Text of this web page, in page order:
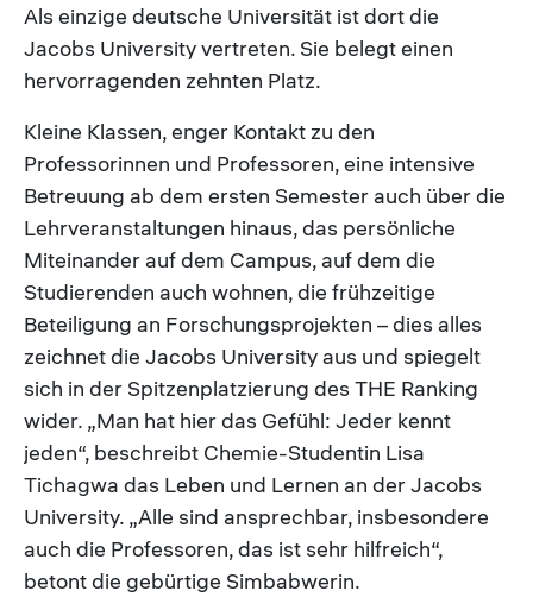
Als einzige deutsche Universität ist dort die
Jacobs University vertreten. Sie belegt einen
hervorragenden zehnten Platz.
Kleine Klassen, enger Kontakt zu den
Professorinnen und Professoren, eine intensive
Betreuung ab dem ersten Semester auch über die
Lehrveranstaltungen hinaus, das persönliche
Miteinander auf dem Campus, auf dem die
Studierenden auch wohnen, die frühzeitige
Beteiligung an Forschungsprojekten – dies alles
zeichnet die Jacobs University aus und spiegelt
sich in der Spitzenplatzierung des THE Ranking
wider. „Man hat hier das Gefühl: Jeder kennt
jeden“, beschreibt Chemie-Studentin Lisa
Tichagwa das Leben und Lernen an der Jacobs
University. „Alle sind ansprechbar, insbesondere
auch die Professoren, das ist sehr hilfreich“,
betont die gebürtige Simbabwerin.